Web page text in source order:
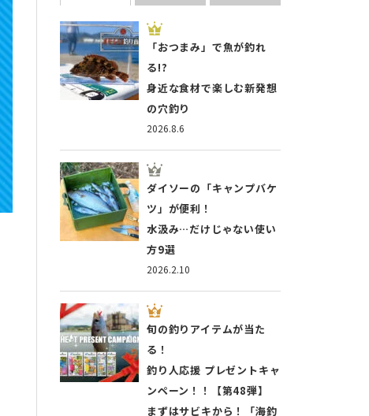
2026.8.6
「おつまみ」で魚が釣れ
る!?
身近な食材で楽しむ新発想
の穴釣り
2026.2.10
ダイソーの「キャンプバケ
ツ」が便利！
水汲み…だけじゃない使い
方9選
旬の釣りアイテムが当た
る！
釣り人応援 プレゼントキャ
ンペーン！！【第48弾】
まずはサビキから！「海釣